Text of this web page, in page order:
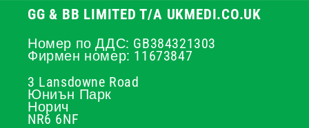
GG & BB LIMITED T/A UKMEDI.CO.UK
Номер по ДДС: GB384321303
Фирмен номер: 11673847
3 Lansdowne Road
Юниън Парк
Норич
NR6 6NF